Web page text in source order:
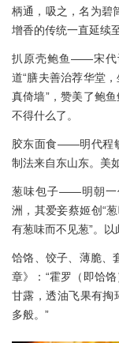
柄通，吸之，名为碧
增香的传统一直延续
扒原壳鲍鱼——宋代
道“膳夫善治荐华堂
真倚墙”，赞美了鲍
不得什么了。
胶东面食——明代程
制法来自东山东。美
葱味包子——明朝一
洲，其爱妾蔡姬创“
有葱味而不见葱”。以
饸饹、饺子、薄脆
章》：“霍罗（即饸
甘露，透油飞果有掏
多般。”